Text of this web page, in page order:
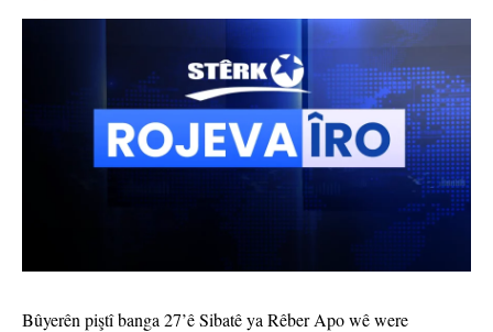
Bûyerên piştî banga 27’ê Sibatê ya Rêber Apo wê were